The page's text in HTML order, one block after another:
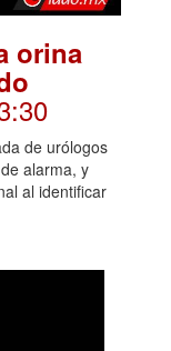
orina
de urólogos
alarma, y
al identificar